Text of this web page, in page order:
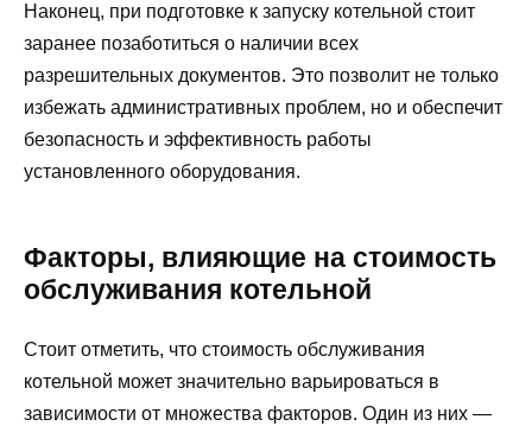
Наконец, при подготовке к запуску котельной стоит
заранее позаботиться о наличии всех
разрешительных документов. Это позволит не только
избежать административных проблем, но и обеспечит
безопасность и эффективность работы
установленного оборудования.
Факторы, влияющие на стоимость
обслуживания котельной
Стоит отметить, что стоимость обслуживания
котельной может значительно варьироваться в
зависимости от множества факторов. Один из них —